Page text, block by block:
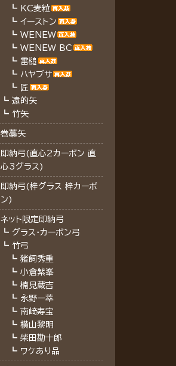
┗ KC麦粒
┗ イーストン
┗ WENEW
┗ WENEW BC
┗ 雷槌
┗ ハヤブサ
┗ 匠
┗ 遠的矢
┗ 竹矢
巻藁矢
即納弓(直心2カーボン 直
心3グラス)
即納弓(梓グラス 梓カーボ
ン)
ネット限定即納弓
┗ グラス・カーボン弓
┗ 竹弓
┗ 猪飼秀重
┗ 小倉紫峯
┗ 楠見蔵吉
┗ 永野一萃
┗ 南﨑寿宝
┗ 横山黎明
┗ 柴田勘十郎
┗ ワケあり品